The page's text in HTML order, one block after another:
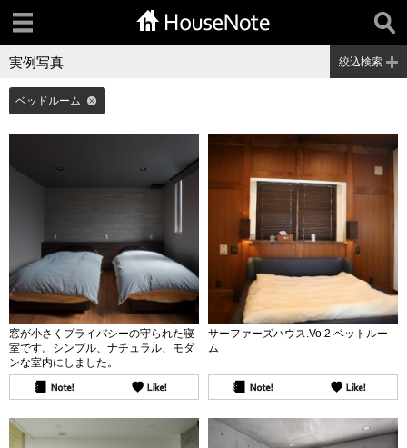
実例写真 絞込検索
ベッドルーム
窓が小さくプライバシーの守られた寝
室です。シンプル、ナチュラル、モダ
ンな室内にしました。
サーファーズハウス.Vo.2 ベットルー
ム